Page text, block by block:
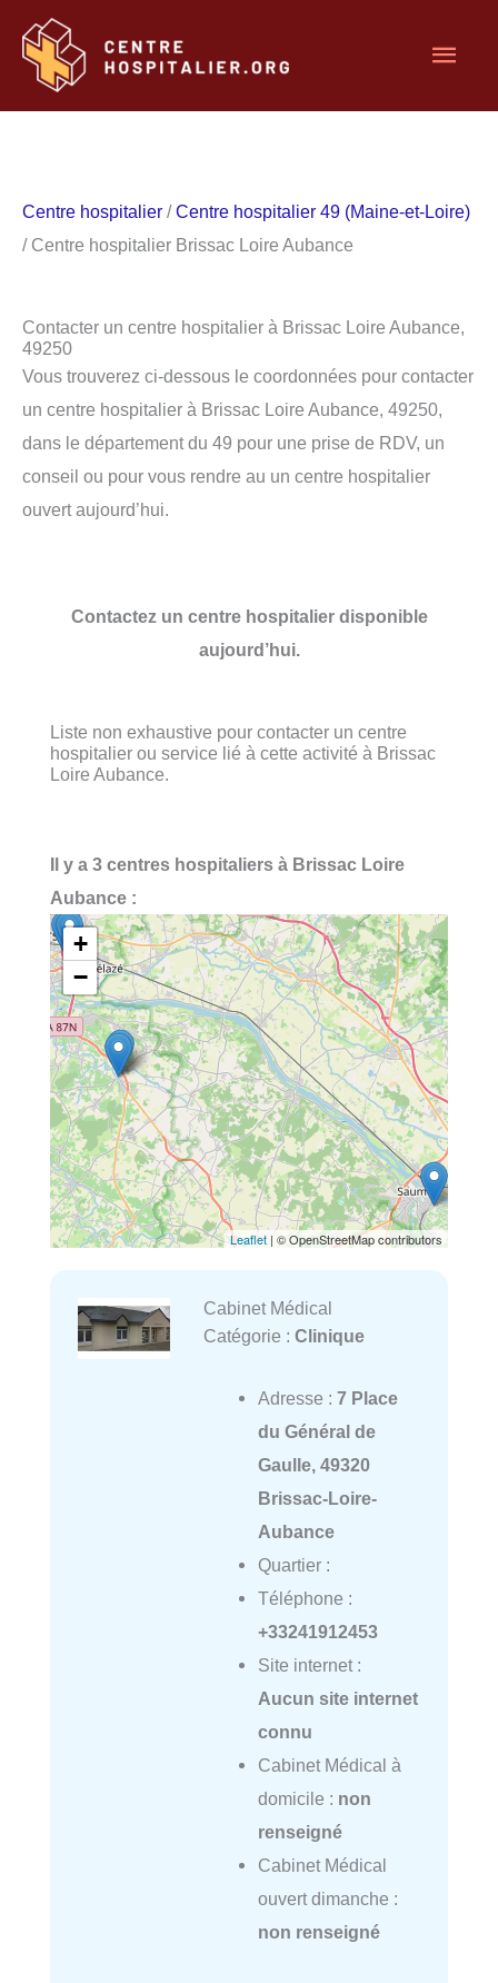
contenu
Centre hospitalier /Centre hospitalier 49 (Maine-et-Loire)
/ Centre hospitalier Brissac Loire Aubance
Contacter un centre hospitalier à Brissac Loire Aubance,
49250
Vous trouverez ci-dessous le coordonnées pour contacter
un centre hospitalier à Brissac Loire Aubance, 49250,
dans le département du 49 pour une prise de RDV, un
conseil ou pour vous rendre au un centre hospitalier
ouvert aujourd’hui.
Contactez un centre hospitalier disponible
aujourd’hui.
Liste non exhaustive pour contacter un centre
hospitalier ou service lié à cette activité à Brissac
Loire Aubance.
Il y a 3 centres hospitaliers à Brissac Loire
Aubance :
+
−
Leaflet | © OpenStreetMap contributors
Cabinet Médical
Catégorie : Clinique
Adresse : 7 Place
du Général de
Gaulle, 49320
Brissac-Loire-
Aubance
Quartier :
Téléphone :
+33241912453
Site internet :
Aucun site internet
connu
Cabinet Médical à
domicile : non
renseigné
Cabinet Médical
ouvert dimanche :
non renseigné